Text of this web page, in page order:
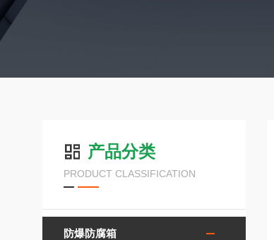
产品分类
PRODUCT CLASSIFICATION
防爆防腐箱